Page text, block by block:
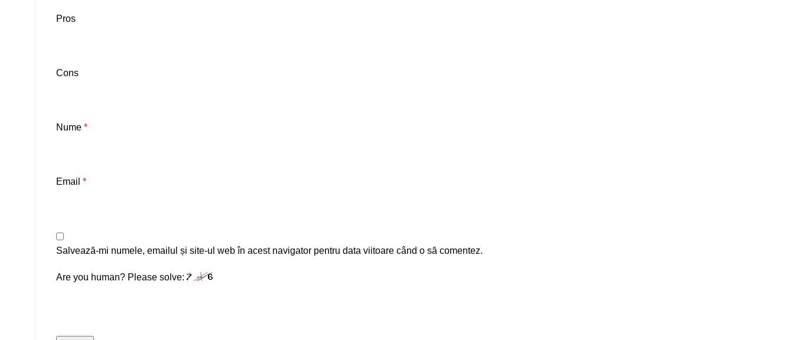
Pros
Cons
Nume *
Email *
Salvează-mi numele, emailul și site-ul web în acest navigator pentru data viitoare când o să comentez.
Are you human? Please solve: